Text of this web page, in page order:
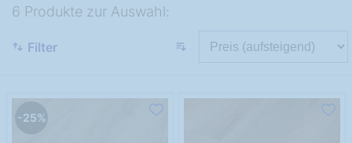
6 Produkte zur Auswahl:
Filter
-25%